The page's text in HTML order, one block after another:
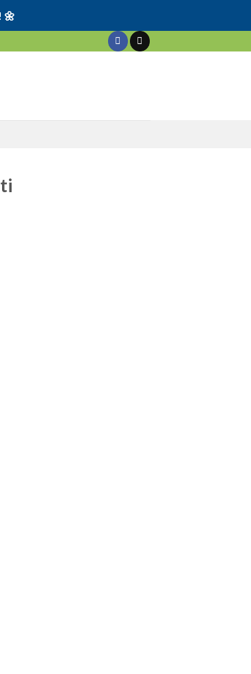
🌼